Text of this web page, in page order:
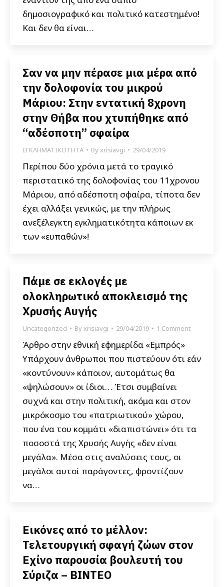
δημοσιογραφικό και πολιτικό κατεστημένο!
Και δεν θα είναι…
Σαν να μην πέρασε μια μέρα από
την δολοφονία του μικρού
Μάριου: Στην εντατική 8χρονη
στην Θήβα που χτυπήθηκε από
“αδέσποτη” σφαίρα
ΕΓΚΛΗΜΑΤΙΚΟΤΗΤΑ Byxrisiavgi 29/04/2019
Περίπου δύο χρόνια μετά το τραγικό
περιστατικό της δολοφονίας του 11χρονου
Μάριου, από αδέσποτη σφαίρα, τίποτα δεν
έχει αλλάξει γενικώς, με την πλήρως
ανεξέλεγκτη εγκληματικότητα κάποιων εκ
των «ευπαθών»!
Πάμε σε εκλογές με
ολοκληρωτικό αποκλεισμό της
Χρυσής Αυγής
Uncategorized Byxrisiavgi 29/04/2019 1 Comment
Άρθρο στην εθνική εφημερίδα «Εμπρός»
Υπάρχουν άνθρωποι που πιστεύουν ότι εάν
«κοντύνουν» κάποιον, αυτομάτως θα
«ψηλώσουν» οι ίδιοι… Έτσι συμβαίνει
συχνά και στην πολιτική, ακόμα και στον
μικρόκοσμο του «πατριωτικού» χώρου,
που ένα του κομμάτι «διαπιστώνει» ότι τα
ποσοστά της Χρυσής Αυγής «δεν είναι
μεγάλα». Μέσα στις αναλύσεις τους, οι
μεγάλοι αυτοί παράγοντες, φροντίζουν
να…
Εικόνες από το μέλλον:
Τελετουργική σφαγή ζώων στον
Εχίνο παρουσία βουλευτή του
Σύριζα – ΒΙΝΤΕΟ